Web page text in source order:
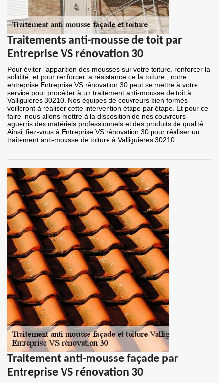
Traitements anti-mousse de toit par
Entreprise VS rénovation 30
Pour éviter l’apparition des mousses sur votre toiture, renforcer la
solidité, et pour renforcer la résistance de la toiture ; notre
entreprise Entreprise VS rénovation 30 peut se mettre à votre
service pour procéder à un traitement anti-mousse de toit à
Valliguieres 30210. Nos équipes de couvreurs bien formés
veilleront à réaliser cette intervention étape par étape. Et pour ce
faire, nous allons mettre à la disposition de nos couvreurs
aguerris des matériels professionnels et des produits de qualité.
Ainsi, fiez-vous à Entreprise VS rénovation 30 pour réaliser un
traitement anti-mousse de toiture à Valliguieres 30210.
Traitement anti-mousse façade par
Entreprise VS rénovation 30